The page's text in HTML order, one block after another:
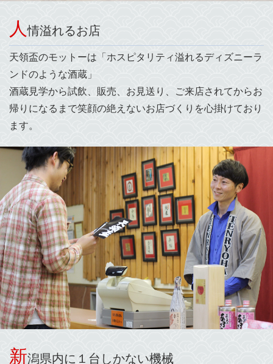
人情溢れるお店
天領盃のモットーは「ホスピタリティ溢れるディズニーラ
ンドのような酒蔵」
酒蔵見学から試飲、販売、お見送り、ご来店されてからお
帰りになるまで笑顔の絶えないお店づくりを心掛けており
ます。
新潟県内に１台しかない機械